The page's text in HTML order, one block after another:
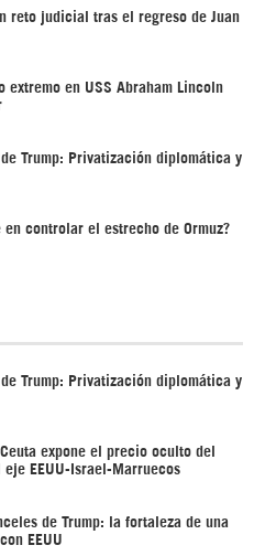
reto judicial tras el regreso de Juan
extremo en USS Abraham Lincoln
de Trump: Privatización diplomática y
en controlar el estrecho de Ormuz?
de Trump: Privatización diplomática y
expone el precio oculto del
eje EEUU-Israel-Marruecos
de Trump: la fortaleza de una
EEUU